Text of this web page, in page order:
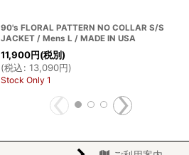
90's FLORAL PATTERN NO COLLAR S/S
JACKET / Mens L / MADE IN USA
11,900円(税別)
(税込: 13,090円)
Stock Only 1